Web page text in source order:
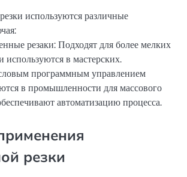
используются различные
резаки: Подходят для более мелких
используются в мастерских.
программным управлением
в промышленности для массового
автоматизацию процесса.
резки